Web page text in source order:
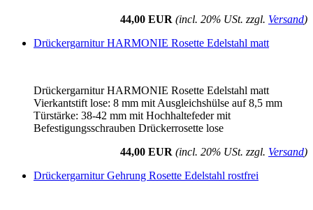
44,00 EUR (incl. 20% USt. zzgl. Versand)
Drückergarnitur HARMONIE Rosette Edelstahl matt
Drückergarnitur HARMONIE Rosette Edelstahl matt
Vierkantstift lose: 8 mm mit Ausgleichshülse auf 8,5 mm
Türstärke: 38-42 mm mit Hochhaltefeder mit
Befestigungsschrauben Drückerrosette lose
44,00 EUR (incl. 20% USt. zzgl. Versand)
Drückergarnitur Gehrung Rosette Edelstahl rostfrei